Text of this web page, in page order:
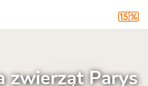
zwierząt Parys